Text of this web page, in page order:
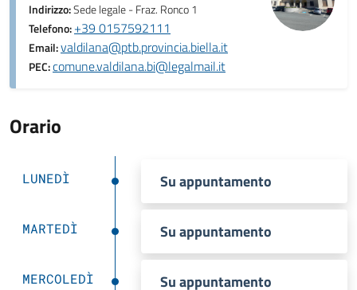
Indirizzo:Sede legale - Fraz. Ronco 1
Telefono:+39 0157592111
Email:valdilana@ptb.provincia.biella.it
PEC:comune.valdilana.bi@legalmail.it
Orario
LUNEDÌ Su appuntamento
MARTEDÌ Su appuntamento
MERCOLEDÌ Su appuntamento